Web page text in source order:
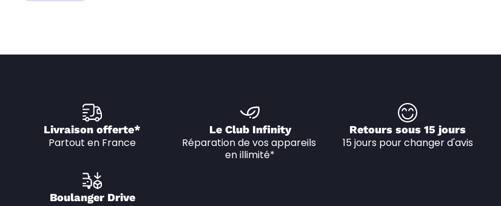
Livraison offerte*
Partout en France
Le Club Infinity
Réparation de vos appareils
en illimité*
Retours sous 15 jours
15 jours pour changer d'avis
Boulanger Drive